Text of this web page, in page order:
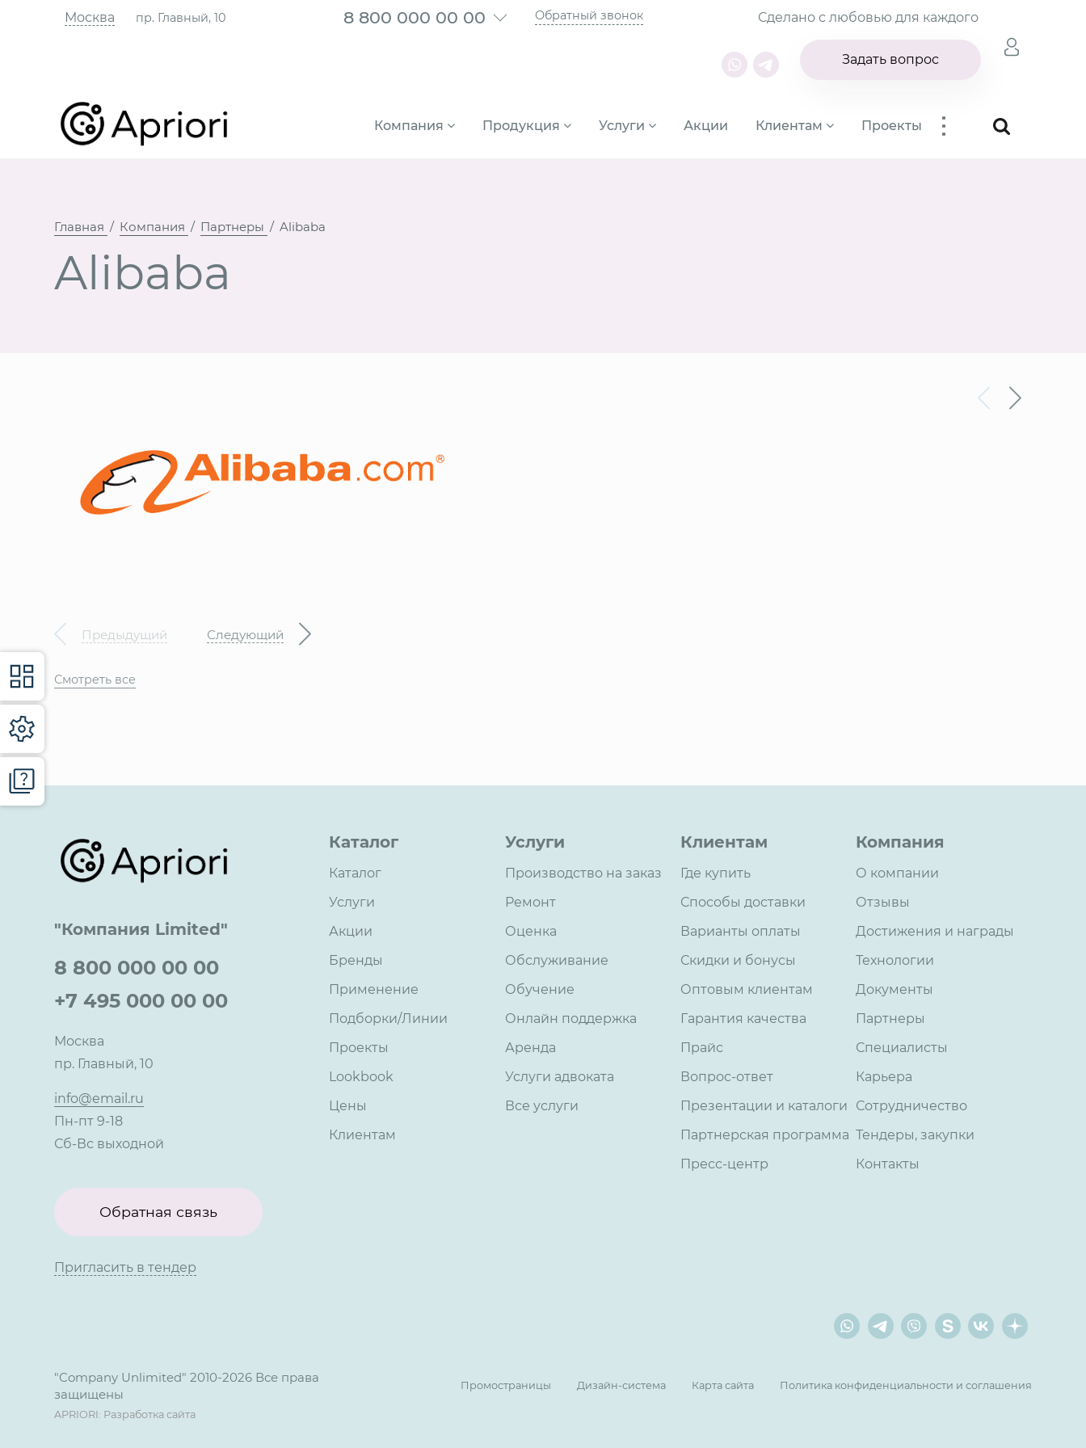
Москва пр. Главный, 10 8 800 000 00 00 Обратный звонок Сделано с любовью для каждого
Задать вопрос
Компания Продукция Услуги Акции Клиентам Проекты ...
Главная Компания Партнеры Alibaba
Alibaba
Предыдущий Следующий
Смотреть все
"Компания Limited"
8 800 000 00 00
+7 495 000 00 00
Москва
пр. Главный, 10
info@email.ru
Пн-пт 9-18
Сб-Вс выходной
Обратная связь
Пригласить в тендер
Каталог
Каталог
Услуги
Акции
Бренды
Применение
Подборки/Линии
Проекты
Lookbook
Цены
Клиентам
Услуги
Производство на заказ
Ремонт
Оценка
Обслуживание
Обучение
Онлайн поддержка
Аренда
Услуги адвоката
Все услуги
Клиентам
Где купить
Способы доставки
Варианты оплаты
Скидки и бонусы
Оптовым клиентам
Гарантия качества
Прайс
Вопрос-ответ
Презентации и каталоги
Партнерская программа
Пресс-центр
Компания
О компании
Отзывы
Достижения и награды
Технологии
Документы
Партнеры
Специалисты
Карьера
Сотрудничество
Тендеры, закупки
Контакты
"Company Unlimited" 2010-2026 Все права
защищены
Промостраницы Дизайн-система Карта сайта Политика конфиденциальности и соглашения
APRIORI: Разработка сайта